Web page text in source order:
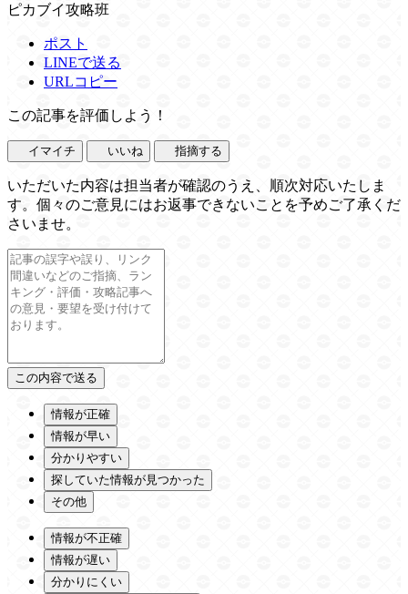
ピカブイ攻略班
ポスト
LINEで送る
URLコピー
この記事を評価しよう！
イマイチ いいね 指摘する
いただいた内容は担当者が確認のうえ、順次対応いたしま
す。個々のご意見にはお返事できないことを予めご了承くだ
さいませ。
情報が正確
情報が早い
分かりやすい
探していた情報が見つかった
その他
情報が不正確
情報が遅い
分かりにくい